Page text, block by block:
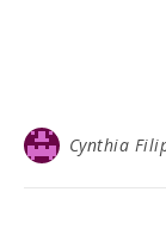
Cynthia